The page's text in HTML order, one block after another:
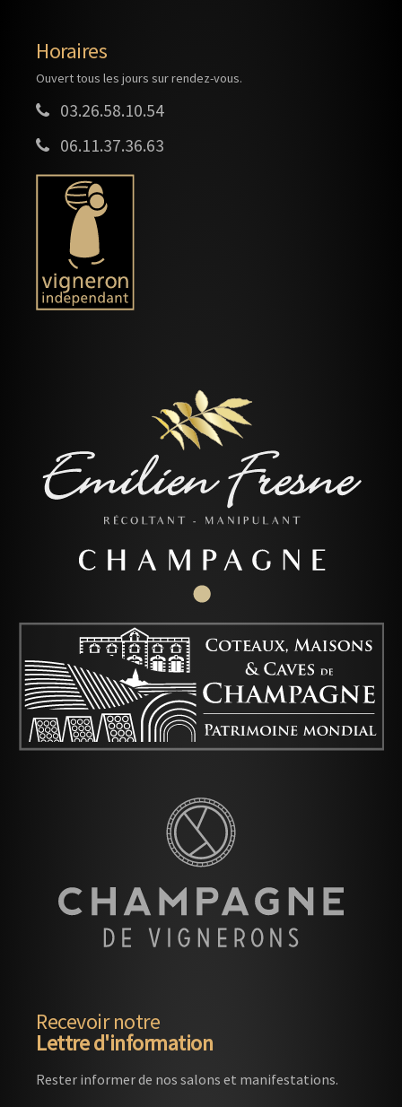
Horaires
Ouvert tous les jours sur rendez-vous.
03.26.58.10.54
06.11.37.36.63
Recevoir notre
Lettre d'information
Rester informer de nos salons et manifestations.